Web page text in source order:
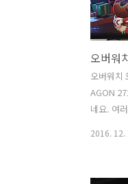
임을 해
만 144Hz
임을 해
니터 구
고 구매하
수직주파
AMH
오버워치
AGON
네요. 여
좋은 그
2016. 12.